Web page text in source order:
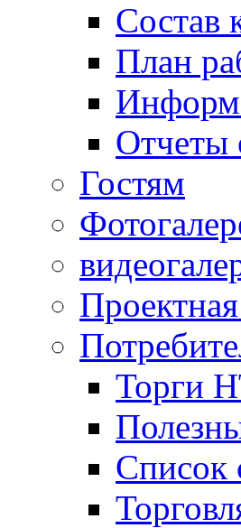
Состав
План
Отчеты
Гостям
Торги
Список